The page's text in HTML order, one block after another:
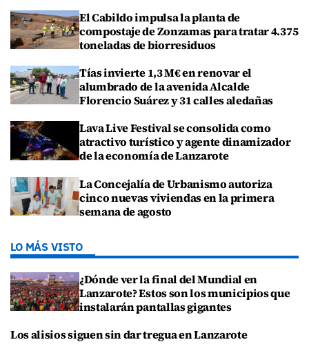
El Cabildo impulsa la planta de
compostaje de Zonzamas para tratar 4.375
toneladas de biorresiduos
Tías invierte 1,3 M€ en renovar el
alumbrado de la avenida Alcalde
Florencio Suárez y 31 calles aledañas
Lava Live Festival se consolida como
atractivo turístico y agente dinamizador
de la economía de Lanzarote
La Concejalía de Urbanismo autoriza
cinco nuevas viviendas en la primera
semana de agosto
LO MÁS VISTO
¿Dónde ver la final del Mundial en
Lanzarote? Estos son los municipios que
instalarán pantallas gigantes
Los alisios siguen sin dar tregua en Lanzarote